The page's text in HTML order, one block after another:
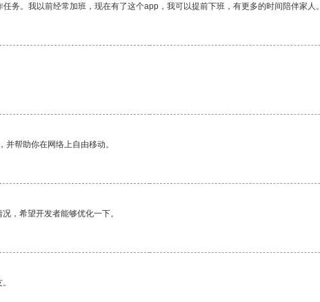
务。我以前经常加班，现在有了这个app，我可以提前下班，有更多的时间陪伴家人。
帮助你在网络上自由移动。
，希望开发者能够优化一下。